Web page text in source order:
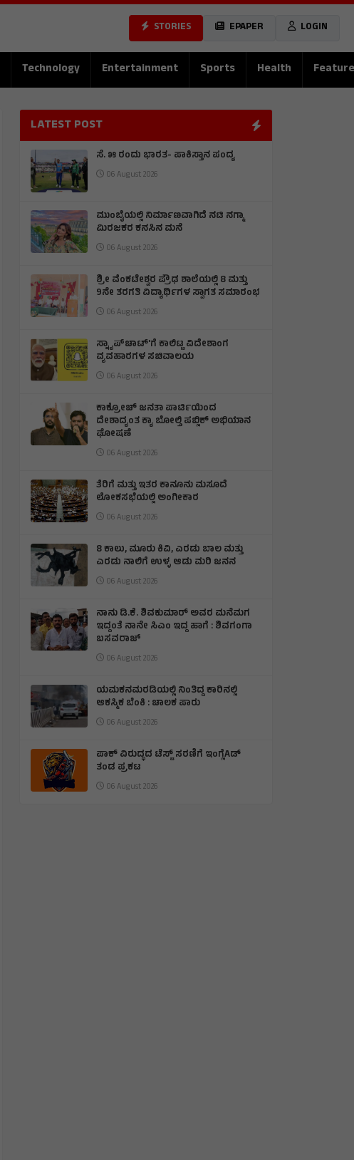
STORIES EPAPER LOGIN
Technology Entertainment Sports Health Feature
LATEST POST
ಸೆ. ೫ ರಂದು ಭಾರತ- ಪಾಕಿಸ್ತಾನ ಪಂದ್ಯ
06 August 2026
ಮುಂಬೈಯಲ್ಲಿ ನಿರ್ಮಾಣವಾಗಿದೆ ನಟಿ ನಗ್ಮಾ
ಮಿರಜಕರ ಕನಸಿನ ಮನೆ
06 August 2026
ಶ್ರೀ ವೆಂಕಟೇಶ್ವರ ಪ್ರೌಢ ಶಾಲೆಯಲ್ಲಿ 8 ಮತ್ತು
9ನೇ ತರಗತಿ ವಿದ್ಯಾರ್ಥಿಗಳ ಸ್ವಾಗತ ಸಮಾರಂಭ
06 August 2026
ಸ್ನ್ಯಾಪ್‌ಚಾಟ್‌'ಗೆ ಕಾಲಿಟ್ಟ ವಿದೇಶಾಂಗ
ವ್ಯವಹಾರಗಳ ಸಚಿವಾಲಯ
06 August 2026
ಕಾಕ್ರೋಚ್ ಜನತಾ ಪಾರ್ಟಿಯಿಂದ
ದೇಶಾದ್ಯಂತ ಕ್ಯಾ ಬೋಲ್ತಿ ಪಬ್ಲಿಕ್ ಅಭಿಯಾನ
ಘೋಷಣೆ
06 August 2026
ತೆರಿಗೆ ಮತ್ತು ಇತರ ಕಾನೂನು ಮಸೂದೆ
ಲೋಕಸಭೆಯಲ್ಲಿ ಅಂಗೀಕಾರ
06 August 2026
8 ಕಾಲು, ಮೂರು ಕಿವಿ, ಎರಡು ಬಾಲ ಮತ್ತು
ಎರಡು ನಾಲಿಗೆ ಉಳ್ಳ ಆಡು ಮರಿ ಜನನ
06 August 2026
ನಾನು ಡಿ.ಕೆ. ಶಿವಕುಮಾರ್ ಅವರ ಮನೆಮಗ
ಇದ್ದಂತೆ ನಾನೇ ಸಿಎಂ ಇದ್ದ ಹಾಗೆ : ಶಿವಗಂಗಾ
ಬಸವರಾಜ್
06 August 2026
ಯಮಕನಮರಡಿಯಲ್ಲಿ ನಿಂತಿದ್ದ ಕಾರಿನಲ್ಲಿ
ಆಕಸ್ಮಿಕ ಬೆಂಕಿ : ಚಾಲಕ ಪಾರು
06 August 2026
ಪಾಕ್ ವಿರುದ್ಧದ ಟೆಸ್ಟ್ ಸರಣಿಗೆ ಇಂಗ್ಲೆAಡ್
ತಂಡ ಪ್ರಕಟ
06 August 2026